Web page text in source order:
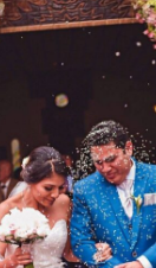
VER MÁS ...